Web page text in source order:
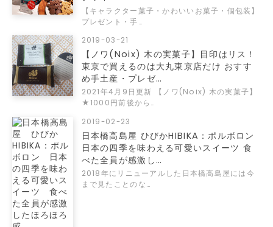
【キャラクター菓子・かわいいお菓子・個包装】
プレゼント・手…
2019-03-21
【ノワ(Noix) 木の実菓子】目印はリス！
東京で買えるのは大丸東京店だけ おすす
め手土産・プレゼ…
2021年4月9日更新 【ノワ(Noix) 木の実菓子】
★1000円前後から…
2019-02-23
日本橋高島屋 ひびかHIBIKA：ポルボロン
日本の四季を味わえる可愛いスイーツ 食
べた全員が感激し…
2018年にリニューアルした日本橋高島屋には今
まで見たことのな…